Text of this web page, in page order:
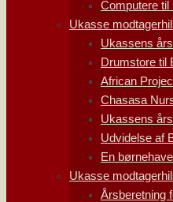
Computere til
Ukasse
Ukassens
Drumstore til
African
Chasasa
Ukassens
Udvidelse af
En
Ukasse
Årsberetning